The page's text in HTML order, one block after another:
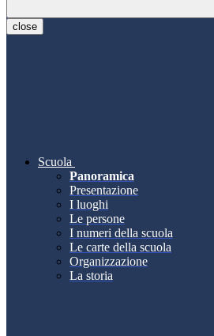
close
Scuola
Panoramica
Presentazione
I luoghi
Le persone
I numeri della scuola
Le carte della scuola
Organizzazione
La storia